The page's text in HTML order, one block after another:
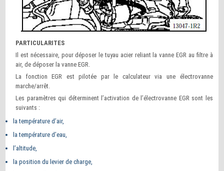
PARTICULARITES
Il est nécessaire, pour déposer le tuyau acier reliant la vanne EGR au filtre à
air, de déposer la vanne EGR.
La fonction EGR est pilotée par le calculateur via une électrovanne
marche/arrêt.
Les paramètres qui déterminent l’activation de l’électrovanne EGR sont les
suivants :
la température d’air,
la température d’eau,
l’altitude,
la position du levier de charge,